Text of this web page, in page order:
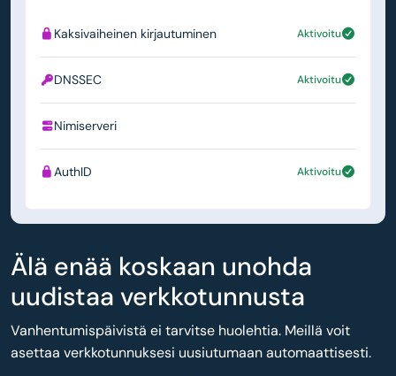
Kaksivaiheinen kirjautuminen Aktivoitu
DNSSEC Aktivoitu
Nimiserveri
AuthID Aktivoitu
Älä enää koskaan unohda
uudistaa verkkotunnusta
Vanhentumispäivistä ei tarvitse huolehtia. Meillä voit
asettaa verkkotunnuksesi uusiutumaan automaattisesti.